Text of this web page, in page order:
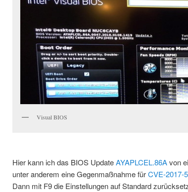
Visual BIOS
Hier kann ich das BIOS UpdateAYAPLCEL.86Avon
unter anderem eine Gegenmaßnahme fürCVE-2017-
Dann mit F9 die Einstellungen auf Standard